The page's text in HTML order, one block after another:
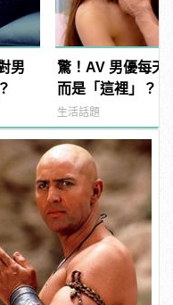
男
驚！AV 男優每天
而是「這裡」？ |
型男
生活話題